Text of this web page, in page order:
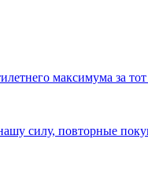
максимума за
силу, повторные